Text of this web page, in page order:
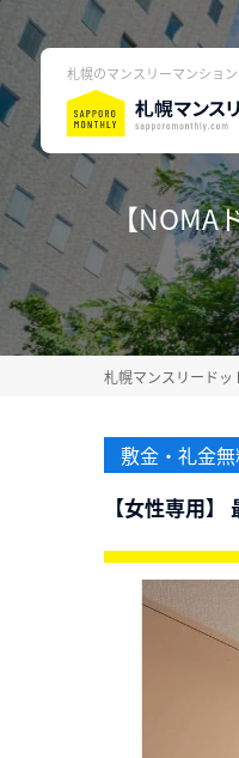
札幌のマンスリーマンショ
【NOMA
札幌マンスリードッ
敷金・礼金
【女性専用